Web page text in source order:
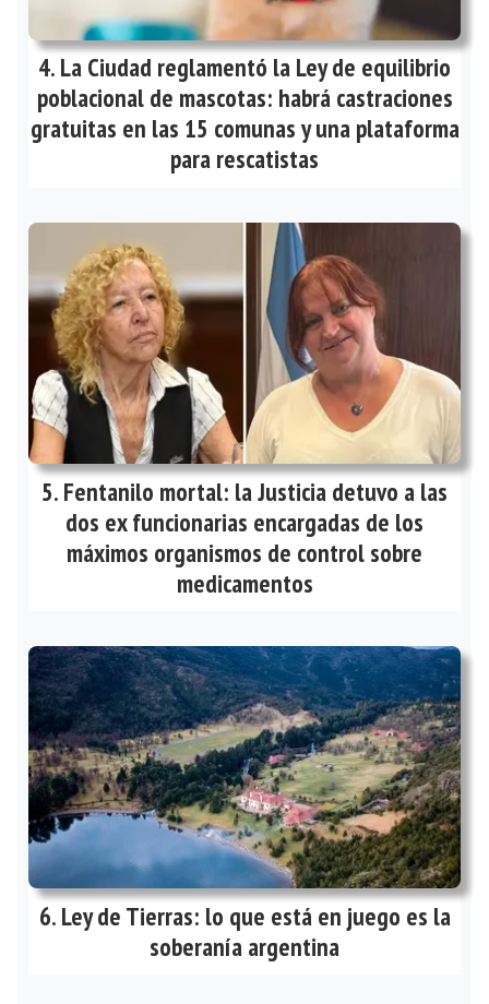
La Ciudad reglamentó la Ley de equilibrio
poblacional de mascotas: habrá castraciones
gratuitas en las 15 comunas y una plataforma
para rescatistas
Fentanilo mortal: la Justicia detuvo a las
dos ex funcionarias encargadas de los
máximos organismos de control sobre
medicamentos
Ley de Tierras: lo que está en juego es la
soberanía argentina